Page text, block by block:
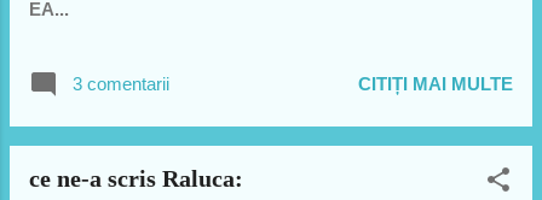
marea sufragerie... pe terasa blocului loc
de mirosea a ars statia si muzica: de la
mysterious girl de la Peter Andre pana la
EA...
3 comentarii CITIȚI MAI MULTE
ce ne-a scris Raluca: